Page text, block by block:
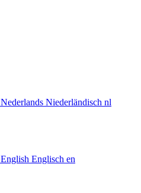
Nederlands Niederländisch nl
English Englisch en